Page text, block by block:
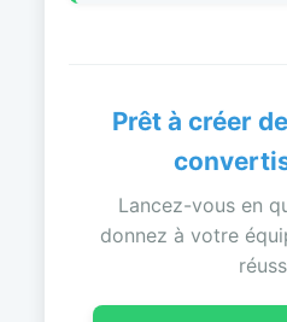
Prêt à créer
Lancez-vous en
donnez à votre